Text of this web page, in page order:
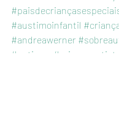
#austimoinfantil
#andreawerner
#autismo
#criançaautista